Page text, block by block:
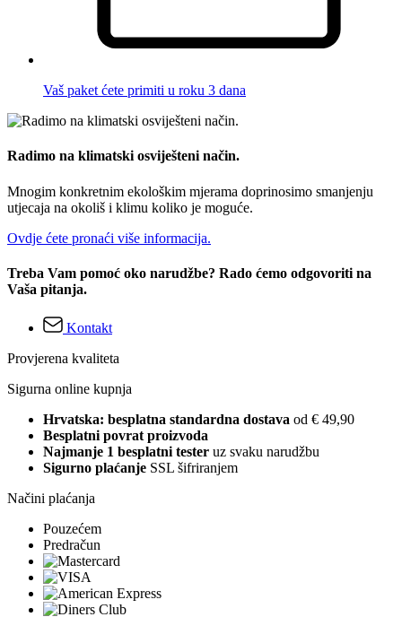
Vaš paket ćete primiti u roku 3 dana
Radimo na klimatski osviješteni način.
Mnogim konkretnim ekološkim mjerama doprinosimo smanjenju
utjecaja na okoliš i klimu koliko je moguće.
Ovdje ćete pronaći više informacija.
Treba Vam pomoć oko narudžbe? Rado ćemo odgovoriti na
Vaša pitanja.
Kontakt
Provjerena kvaliteta
Sigurna online kupnja
Hrvatska: besplatna standardna dostava od € 49,90
Besplatni povrat proizvoda
Najmanje 1 besplatni tester uz svaku narudžbu
Sigurno plaćanje SSL šifriranjem
Načini plaćanja
Pouzećem
Predračun